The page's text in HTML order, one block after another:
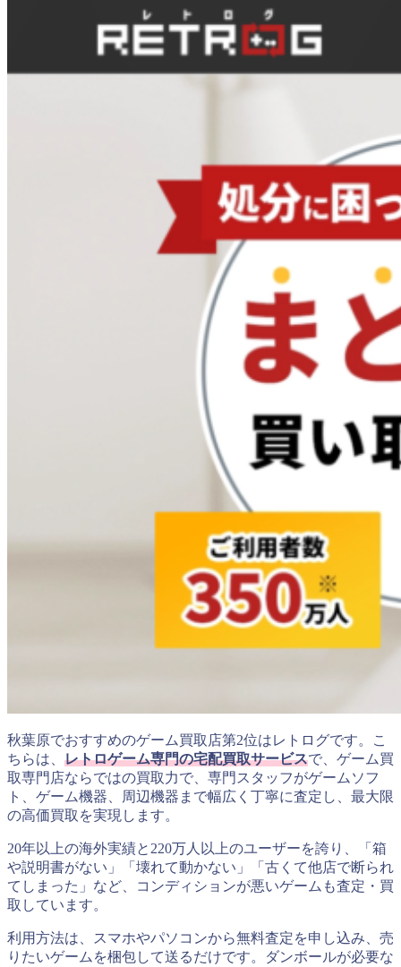
秋葉原でおすすめのゲーム買取店第2位はレトログです。こ
ちらは、 レトロゲーム専門の宅配買取サービスで、ゲーム買
取専門店ならではの買取力で、専門スタッフがゲームソフ
ト、ゲーム機器、周辺機器まで幅広く丁寧に査定し、最大限
の高価買取を実現します。
20年以上の海外実績と220万人以上のユーザーを誇り、「箱
や説明書がない」「壊れて動かない」「古くて他店で断られ
てしまった」など、コンディションが悪いゲームも査定・買
取しています。
利用方法は、スマホやパソコンから無料査定を申し込み、売
りたいゲームを梱包して送るだけです。ダンボールが必要な